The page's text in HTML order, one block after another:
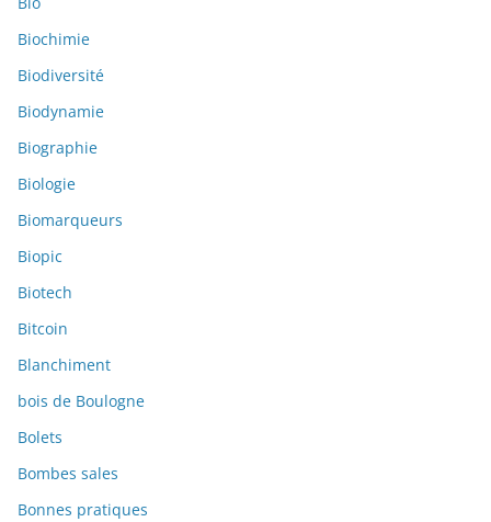
Biochimie
Biodiversité
Biodynamie
Biographie
Biologie
Biomarqueurs
Biopic
Biotech
Bitcoin
Blanchiment
bois de Boulogne
Bolets
Bombes sales
Bonnes pratiques